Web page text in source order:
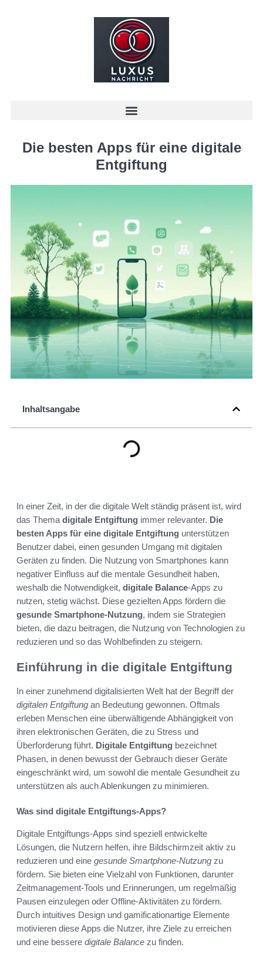
Die besten Apps für eine digitale
Entgiftung
Inhaltsangabe
In einer Zeit, in der die digitale Welt ständig präsent ist, wird
das Thema digitale Entgiftung immer relevanter. Die
besten Apps für eine digitale Entgiftung unterstützen
Benutzer dabei, einen gesunden Umgang mit digitalen
Geräten zu finden. Die Nutzung von Smartphones kann
negativer Einfluss auf die mentale Gesundheit haben,
weshalb die Notwendigkeit, digitale Balance-Apps zu
nutzen, stetig wächst. Diese gezielten Apps fördern die
gesunde Smartphone-Nutzung, indem sie Strategien
bieten, die dazu beitragen, die Nutzung von Technologien zu
reduzieren und so das Wohlbefinden zu steigern.
Einführung in die digitale Entgiftung
In einer zunehmend digitalisierten Welt hat der Begriff der
digitalen Entgiftung an Bedeutung gewonnen. Oftmals
erleben Menschen eine überwältigende Abhängigkeit von
ihren elektronischen Geräten, die zu Stress und
Überforderung führt. Digitale Entgiftung bezeichnet
Phasen, in denen bewusst der Gebrauch dieser Geräte
eingeschränkt wird, um sowohl die mentale Gesundheit zu
unterstützen als auch Ablenkungen zu minimieren.
Was sind digitale Entgiftungs-Apps?
Digitale Entgiftungs-Apps sind speziell entwickelte
Lösungen, die Nutzern helfen, ihre Bildschirmzeit aktiv zu
reduzieren und eine gesunde Smartphone-Nutzung zu
fördern. Sie bieten eine Vielzahl von Funktionen, darunter
Zeitmanagement-Tools und Erinnerungen, um regelmäßig
Pausen einzulegen oder Offline-Aktivitäten zu fördern.
Durch intuitives Design und gamificationartige Elemente
motivieren diese Apps die Nutzer, ihre Ziele zu erreichen
und eine bessere digitale Balance zu finden.